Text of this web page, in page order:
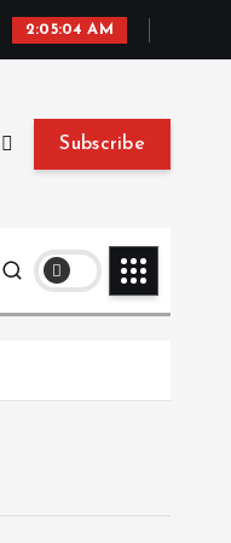
2:05:05 AM
Subscribe